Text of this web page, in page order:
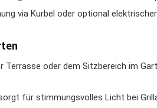
via Kurbel oder optional
Terrasse oder dem Sitzbereich im
für stimmungsvolles Licht bei